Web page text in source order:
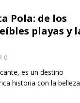
Pola: de los
playas y
0
es un destino
historia con la belleza